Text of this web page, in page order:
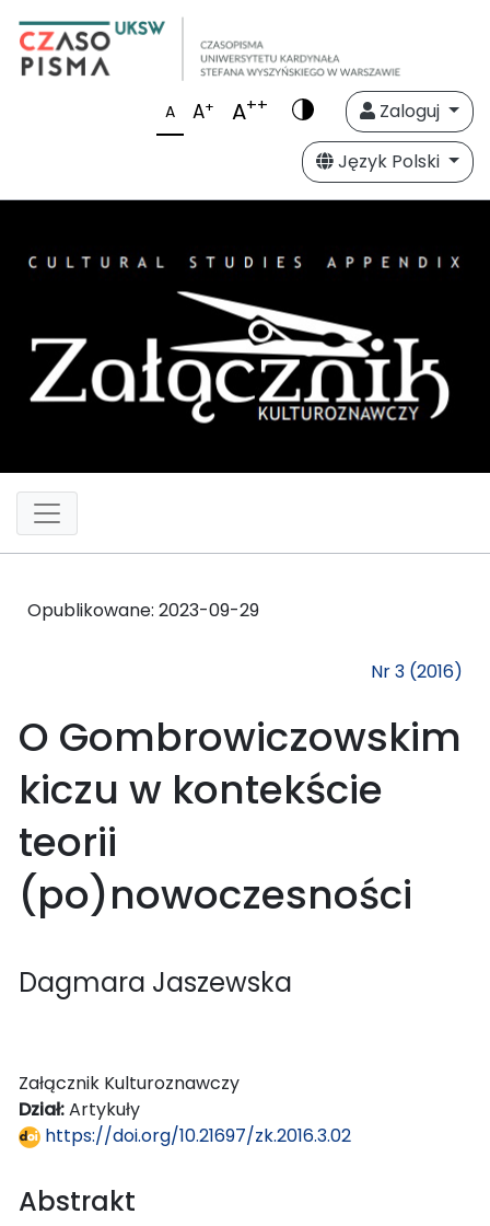
A A+ A++
Zaloguj
Język Polski
Opublikowane: 2023-09-29
Nr 3 (2016)
O Gombrowiczowskim
kiczu w kontekście
teorii
(po)nowoczesności
Dagmara Jaszewska
Załącznik Kulturoznawczy
Dział:Artykuły
https://doi.org/10.21697/zk.2016.3.02
Abstrakt